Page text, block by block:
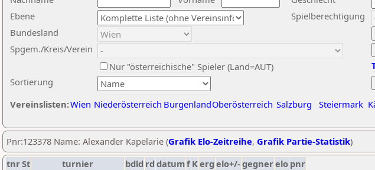
Ebene
Sortierung
Bundesland
Spgem./Kreis/Verein
Nur "österreichische" Spieler (Land=AUT)
Spielberechtigung
Vereinslisten:Wien Niederösterreich BurgenlandOberösterreich Salzburg Steiermark
Pnr:123378 Name: Alexander Kapelarie (Grafik Elo-Zeitreihe, Grafik Partie-Statistik)
tnrSt turnier bdld rd datumf Kerg elo+/-gegnerelo pnr